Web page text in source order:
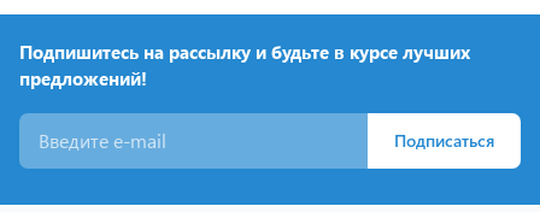
Подпишитесь на рассылку и будьте в курсе лучших
предложений!
Подписаться